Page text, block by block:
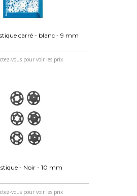
carré - blanc - 9 mm
vous pour voir les prix
- Noir - 10 mm
vous pour voir les prix